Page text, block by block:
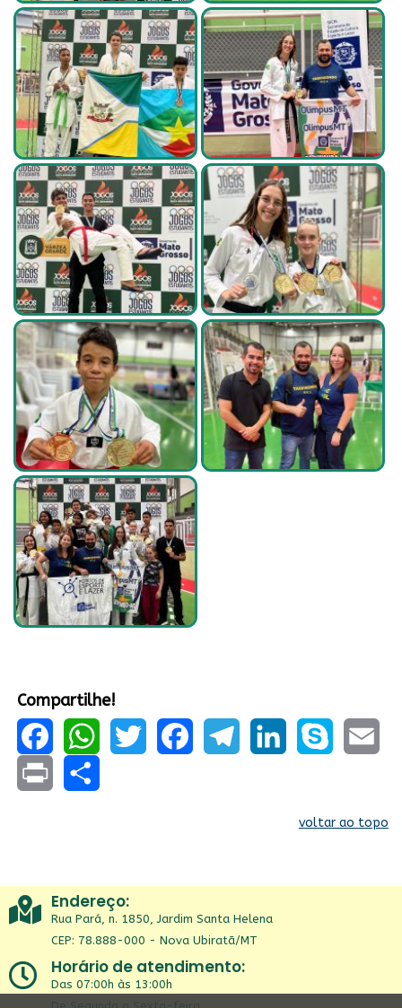
Compartilhe!
FacebookWhatsApp
voltar ao topo
Endereço:
Rua Pará, n. 1850, Jardim Santa Helena
CEP: 78.888-000 - Nova Ubiratã/MT
Horário de atendimento:
Das 07:00h às 13:00h